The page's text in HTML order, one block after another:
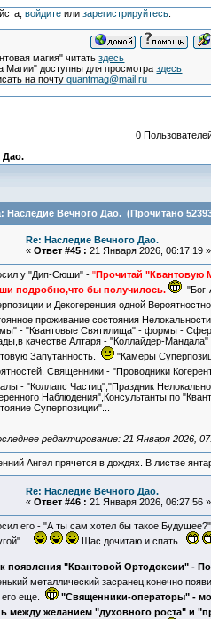
войдитеили зарегистрируйтесь.
магия" читатьздесь
Магии" доступны для просмотраздесь
на почтуquantmag@mail.ru
Дао.
0
Наследие Вечного Дао. (Прочитано
Re: Наследие Вечного Дао.
« Ответ #45 : 21 Января 2026, 06:17:19 »
у "Дип-Сюши" - "Прочитай "Квантовую
подробно,что бы получилось.
"Бог-
и Декогеренция одной
проживание состояния
- "Квантовые Святилища" - формы -
качестве Алтаря - "Коллайдер-
Запутанность.
"Камеры
Священники - "Проводники
- "Коллапс Частиц","Праздник
Наблюдения",Консультанты по
Суперпозиции"...
редактирование: 21 Января 2026,
Ангел прячется в дождях. В листве
Re: Наследие Вечного Дао.
« Ответ #46 : 21 Января 2026, 06:27:56 »
его - "А ты сам хотел бы такое
Щас дочитаю и спать.
появления "Квантовой Ортодоксии" -
металлический засранец,конечно
его еще.
"Священники-операторы" -
между желанием "духовного роста" и